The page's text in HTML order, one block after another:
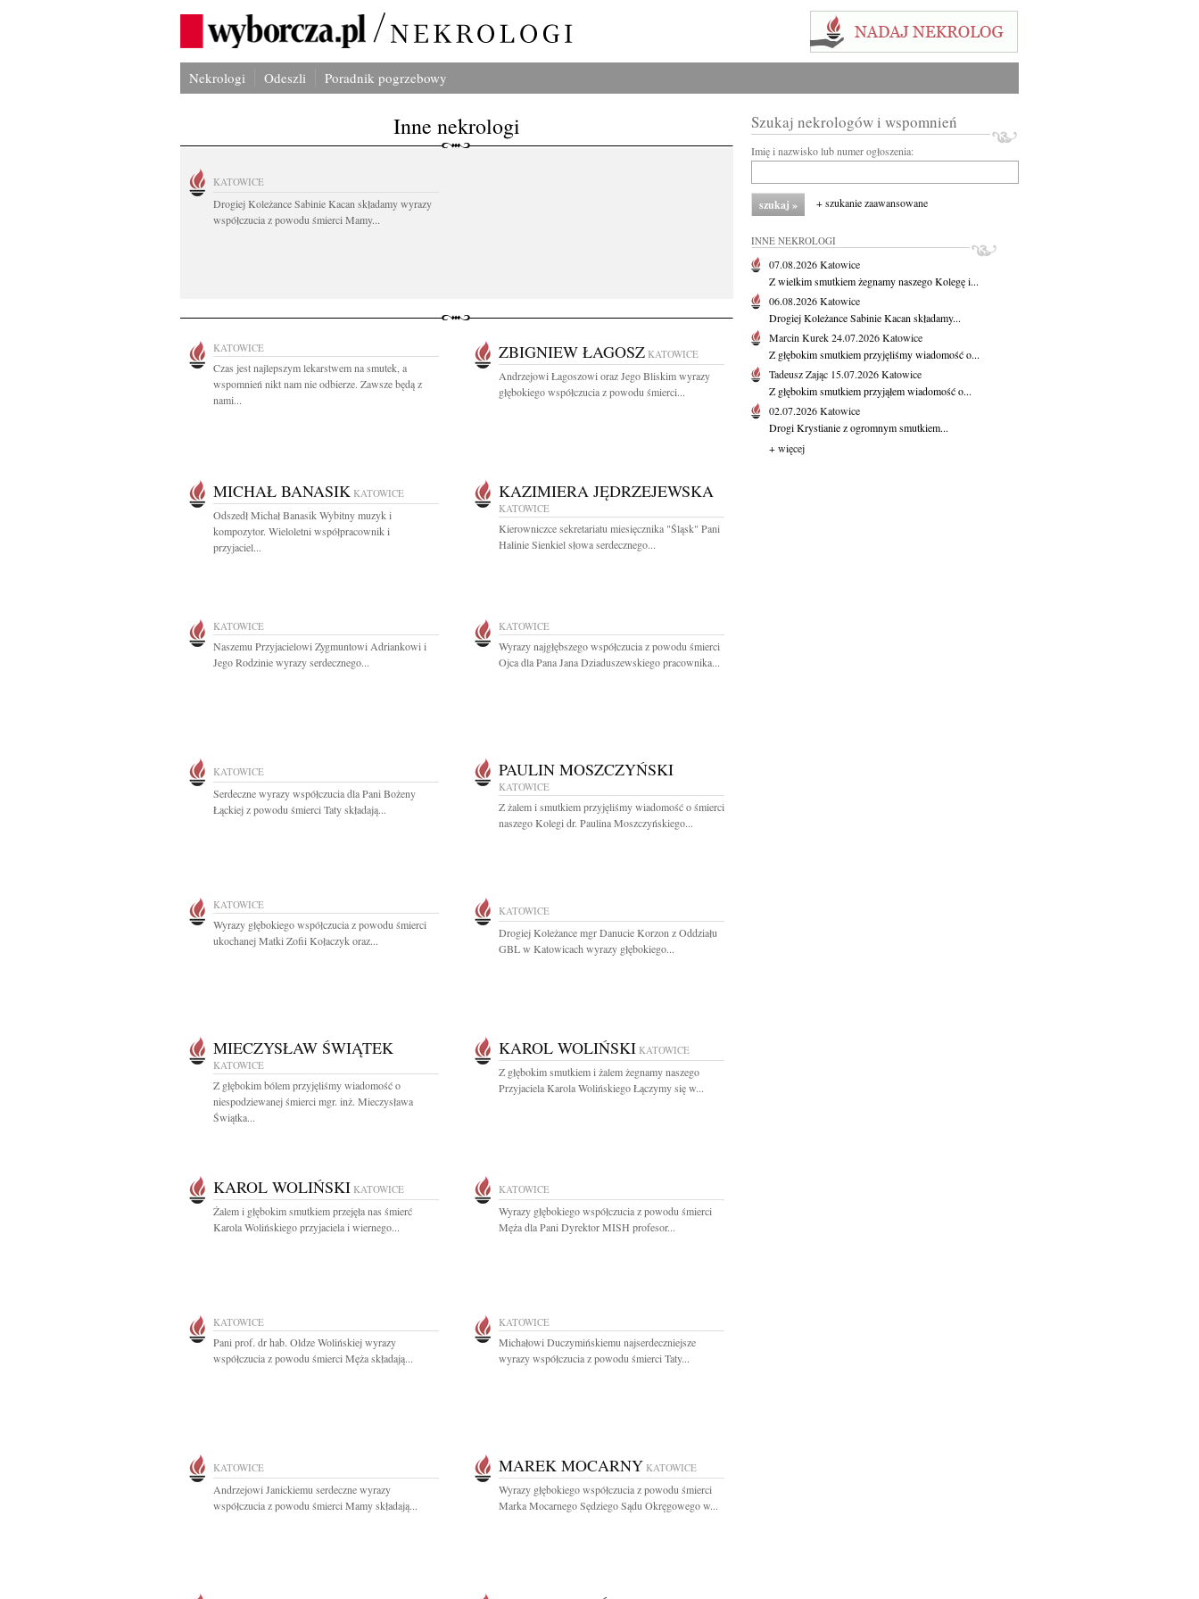
Nekrologi Odeszli Poradnik pogrzebowy
Inne nekrologi
KATOWICE
Drogiej Koleżance Sabinie Kacan składamy wyrazy
współczucia z powodu śmierci Mamy...
KATOWICE
Czas jest najlepszym lekarstwem na smutek, a
wspomnień nikt nam nie odbierze. Zawsze będą z
nami...
ZBIGNIEW ŁAGOSZ KATOWICE
Andrzejowi Łagoszowi oraz Jego Bliskim wyrazy
głębokiego współczucia z powodu śmierci...
MICHAŁ BANASIK KATOWICE
Odszedł Michał Banasik Wybitny muzyk i
kompozytor. Wieloletni współpracownik i
przyjaciel...
KAZIMIERA JĘDRZEJEWSKA
KATOWICE
Kierowniczce sekretariatu miesięcznika "Śląsk" Pani
Halinie Sienkiel słowa serdecznego...
KATOWICE
Naszemu Przyjacielowi Zygmuntowi Adriankowi i
Jego Rodzinie wyrazy serdecznego...
KATOWICE
Wyrazy najgłębszego współczucia z powodu śmierci
Ojca dla Pana Jana Dziaduszewskiego pracownika...
KATOWICE
Serdeczne wyrazy współczucia dla Pani Bożeny
Łąckiej z powodu śmierci Taty składają...
PAULIN MOSZCZYŃSKI
KATOWICE
Z żalem i smutkiem przyjęliśmy wiadomość o śmierci
naszego Kolegi dr. Paulina Moszczyńskiego...
KATOWICE
Wyrazy głębokiego współczucia z powodu śmierci
ukochanej Matki Zofii Kołaczyk oraz...
KATOWICE
Drogiej Koleżance mgr Danucie Korzon z Oddziału
GBL w Katowicach wyrazy głębokiego...
MIECZYSŁAW ŚWIĄTEK
KATOWICE
Z głębokim bólem przyjęliśmy wiadomość o
niespodziewanej śmierci mgr. inż. Mieczysława
Świątka...
KAROL WOLIŃSKI KATOWICE
Z głębokim smutkiem i żalem żegnamy naszego
Przyjaciela Karola Wolińskiego Łączymy się w...
KAROL WOLIŃSKI KATOWICE
Żalem i głębokim smutkiem przejęła nas śmierć
Karola Wolińskiego przyjaciela i wiernego...
KATOWICE
Wyrazy głębokiego współczucia z powodu śmierci
Męża dla Pani Dyrektor MISH profesor...
KATOWICE
Pani prof. dr hab. Oldze Wolińskiej wyrazy
współczucia z powodu śmierci Męża składają...
KATOWICE
Michałowi Duczymińskiemu najserdeczniejsze
wyrazy współczucia z powodu śmierci Taty...
KATOWICE
Andrzejowi Janickiemu serdeczne wyrazy
współczucia z powodu śmierci Mamy składają...
MAREK MOCARNY KATOWICE
Wyrazy głębokiego współczucia z powodu śmierci
Marka Mocarnego Sędziego Sądu Okręgowego w...
Szukaj nekrologów i wspomnień
Imię i nazwisko lub numer ogłoszenia:
+ szukanie zaawansowane
INNE NEKROLOGI
07.08.2026Katowice
Z wielkim smutkiem żegnamy naszego Kolegę i...
06.08.2026Katowice
Drogiej Koleżance Sabinie Kacan składamy...
Marcin Kurek24.07.2026Katowice
Z głębokim smutkiem przyjęliśmy wiadomość o...
Tadeusz Zając 15.07.2026Katowice
Z głębokim smutkiem przyjąłem wiadomość o...
02.07.2026Katowice
Drogi Krystianie z ogromnym smutkiem...
+ więcej